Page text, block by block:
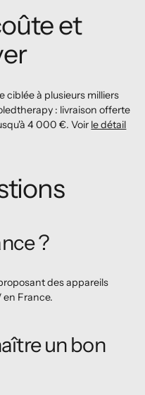
et
ciblée à plusieurs milliers
: livraison offerte
4 000 €. Voir le détail
?
des appareils
en France.
un bon